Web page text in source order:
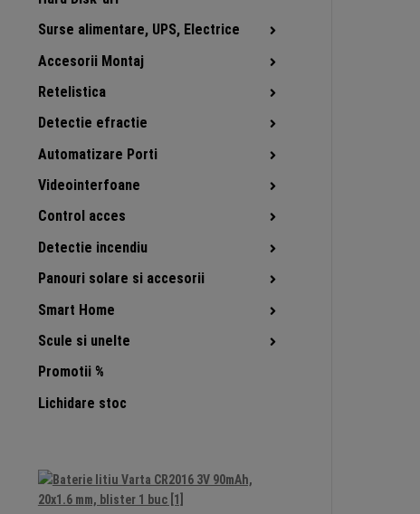
Surse alimentare, UPS, Electrice
Accesorii Montaj
Retelistica
Detectie efractie
Automatizare Porti
Videointerfoane
Control acces
Detectie incendiu
Panouri solare si accesorii
Smart Home
Scule si unelte
Promotii %
Lichidare stoc